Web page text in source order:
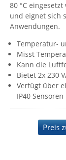
Guntermann
High Sec Labs
HW group
Icron
IEC Lock
Ihse
Kramer
KVM TEC
80 °C
und eignet sich
Anwendungen.
Temperatur-
Misst
Kann die
Bietet 2x 230
Verfügt über
IP40 Sensoren
Preis